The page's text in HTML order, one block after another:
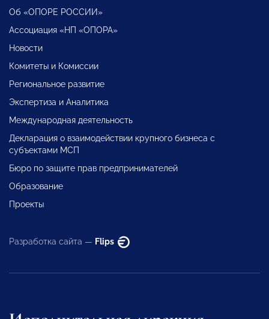
Об «ОПОРЕ РОССИИ»
Ассоциация «НП «ОПОРА»
Новости
Комитеты и Комиссии
Региональное развитие
Экспертиза и Аналитика
Международная деятельность
Декларация о взаимодействии крупного бизнеса с
субъектами МСП
Бюро по защите прав предпринимателей
Образование
Проекты
Разработка сайта — Flips